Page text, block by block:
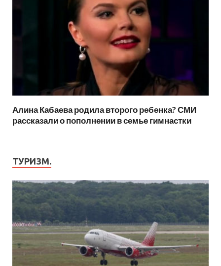
Алина Кабаева родила второго ребенка? СМИ
рассказали о пополнении в семье гимнастки
ТУРИЗМ.